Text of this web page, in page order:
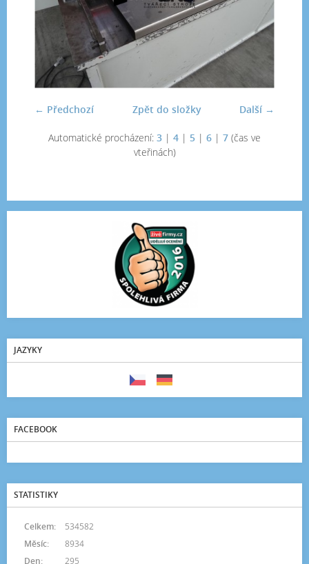
← Předchozí Další →
Zpět do složky
Automatické procházení: 3 | 4 | 5 | 6 | 7 (čas ve
vteřinách)
JAZYKY
FACEBOOK
STATISTIKY
Celkem:
534582
Měsíc:
8934
Den:
295